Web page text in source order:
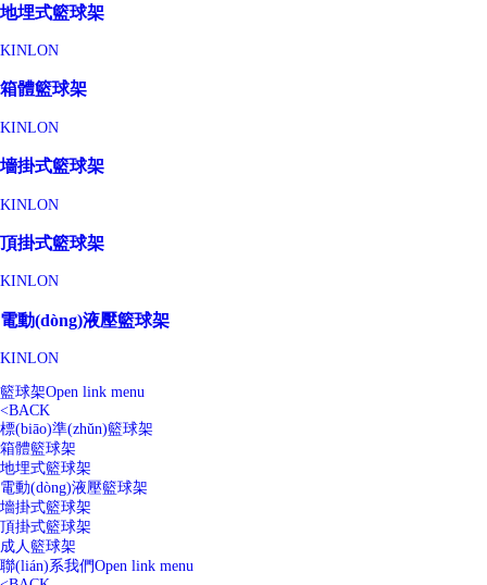
地埋式籃球架
KINLON
箱體籃球架
KINLON
墻掛式籃球架
KINLON
頂掛式籃球架
KINLON
電動(dòng)液壓籃球架
KINLON
籃球架Open link menu
<BACK
標(biāo)準(zhǔn)籃球架
箱體籃球架
地埋式籃球架
電動(dòng)液壓籃球架
墻掛式籃球架
頂掛式籃球架
成人籃球架
聯(lián)系我們Open link menu